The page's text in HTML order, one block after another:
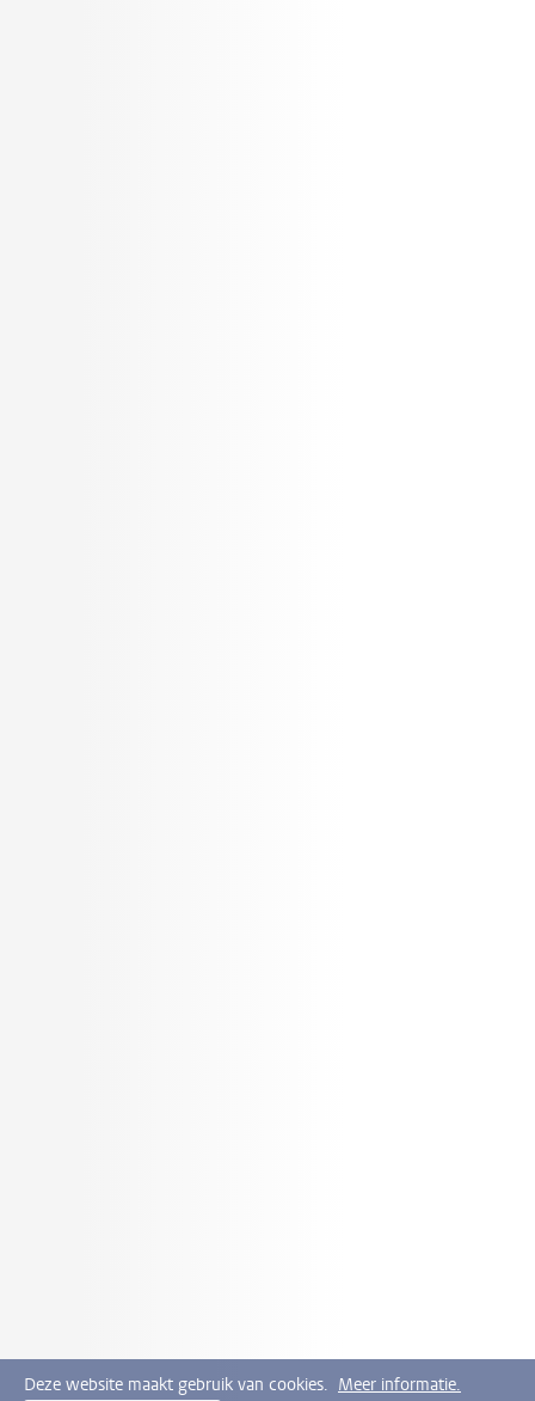
Deze website maakt gebruik van cookies. Meer informatie.